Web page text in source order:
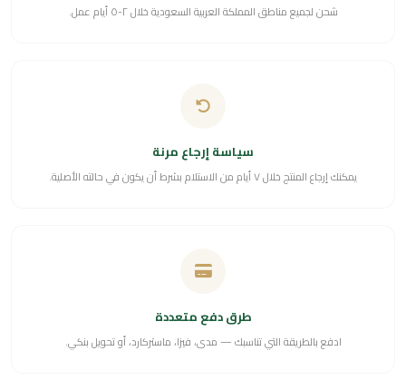
شحن لجميع مناطق المملكة العربية السعودية خلال ٢-٥ أيام عمل.
سياسة إرجاع مرنة
يمكنك إرجاع المنتج خلال ٧ أيام من الاستلام بشرط أن يكون في حالته الأصلية.
طرق دفع متعددة
ادفع بالطريقة التي تناسبك — مدى، فيزا، ماستركارد، أو تحويل بنكي.